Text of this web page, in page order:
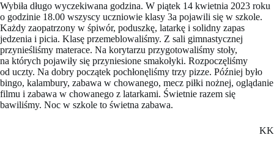
Wybiła długo wyczekiwana godzina. W piątek 14 kwietnia 2023 roku
o godzinie 18.00 wszyscy uczniowie klasy 3a pojawili się w szkole.
Każdy zaopatrzony w śpiwór, poduszkę, latarkę i solidny zapas
jedzenia i picia. Klasę przemeblowaliśmy. Z sali gimnastycznej
przynieśliśmy materace. Na korytarzu przygotowaliśmy stoły,
na których pojawiły się przyniesione smakołyki. Rozpoczęliśmy
od uczty. Na dobry początek pochłonęliśmy trzy pizze. Później było
bingo, kalambury, zabawa w chowanego, mecz piłki nożnej, oglądanie
filmu i zabawa w chowanego z latarkami. Świetnie razem się
bawiliśmy. Noc w szkole to świetna zabawa.
KK